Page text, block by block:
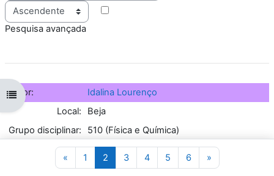
Abrir índice da disciplina
Pesquisa avançada
Autor:
Idalina Lourenço
Local:
Beja
Grupo disciplinar:
510 (Física e Química)
Escola: ES/3 Ponte de Sor
Título do
«Página anterior
1 Página 1
2Página 2
3Página 3
4Página 4
5Página 5
6Página 6
»Página